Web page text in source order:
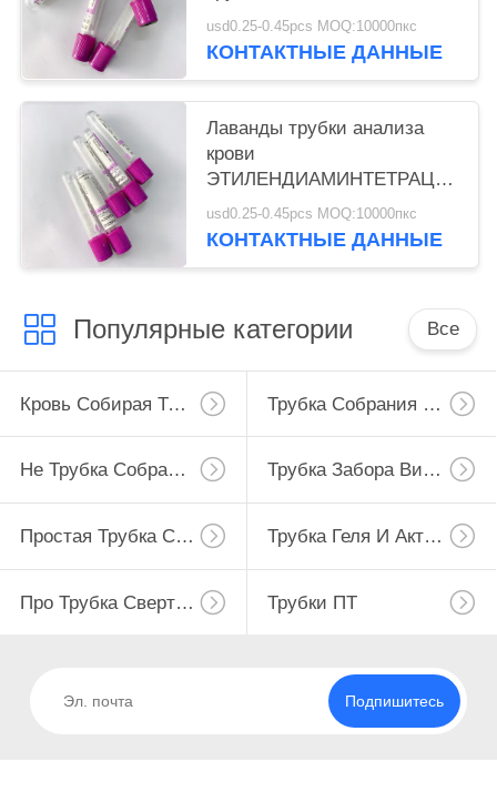
ЭТИЛЕНДИАМИНТЕТРАЦЕТАТА
точный
usd0.25-0.45pcs MOQ:10000пкс
КОНТАКТНЫЕ ДАННЫЕ
Лаванды трубки анализа
крови
ЭТИЛЕНДИАМИНТЕТРАЦЕТАТА
ЭРЫ К2 ПП трубка крови
мини пурпурная верхняя
usd0.25-0.45pcs MOQ:10000пкс
КОНТАКТНЫЕ ДАННЫЕ
Популярные категории Все
Кровь Собирая Трубку Трубка Собрания Крови Вакуума
Не Трубка Собрания Крови Вакуума Трубка Забора Вируса
Простая Трубка Собрания Крови Трубка Геля И Активатора Сгустка Крови
Про Трубка Свертывания Трубки ПТ
Подпишитесь